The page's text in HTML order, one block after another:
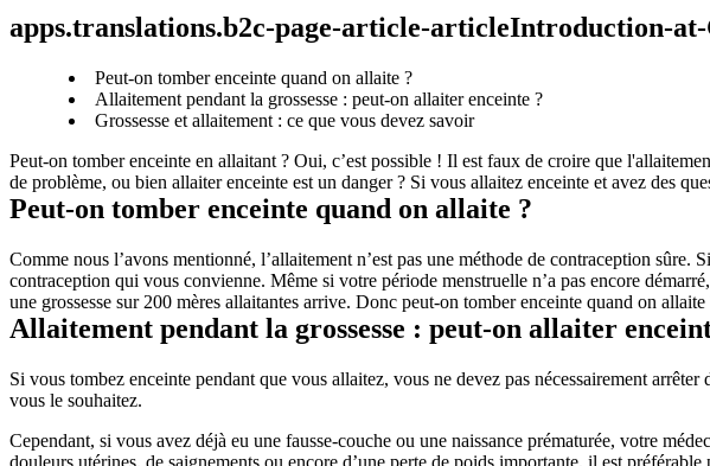
apps.translations.b2c-page-article-articleIntroduction-
Peut-on tomber enceinte quand on allaite ?
Allaitement pendant la grossesse : peut-on allaiter enceinte ?
Grossesse et allaitement : ce que vous devez savoir
Peut-on tomber enceinte en allaitant ? Oui, c’est possible ! Il est faux de croire que
de problème, ou bien allaiter enceinte est un danger ? Si vous allaitez enceinte et avez des
Peut-on tomber enceinte quand on allaite ?
Comme nous l’avons mentionné, l’allaitement n’est pas une méthode de contraception
contraception qui vous convienne. Même si votre période menstruelle n’a pas encore
une grossesse sur 200 mères allaitantes arrive. Donc peut-on tomber enceinte quand on
Allaitement pendant la grossesse : peut-on allaiter
Si vous tombez enceinte pendant que vous allaitez, vous ne devez pas nécessairement arrêter
vous le souhaitez.
Cependant, si vous avez déjà eu une fausse-couche ou une naissance prématurée, votre
douleurs utérines, de saignements ou encore d’une perte de poids importante, il est